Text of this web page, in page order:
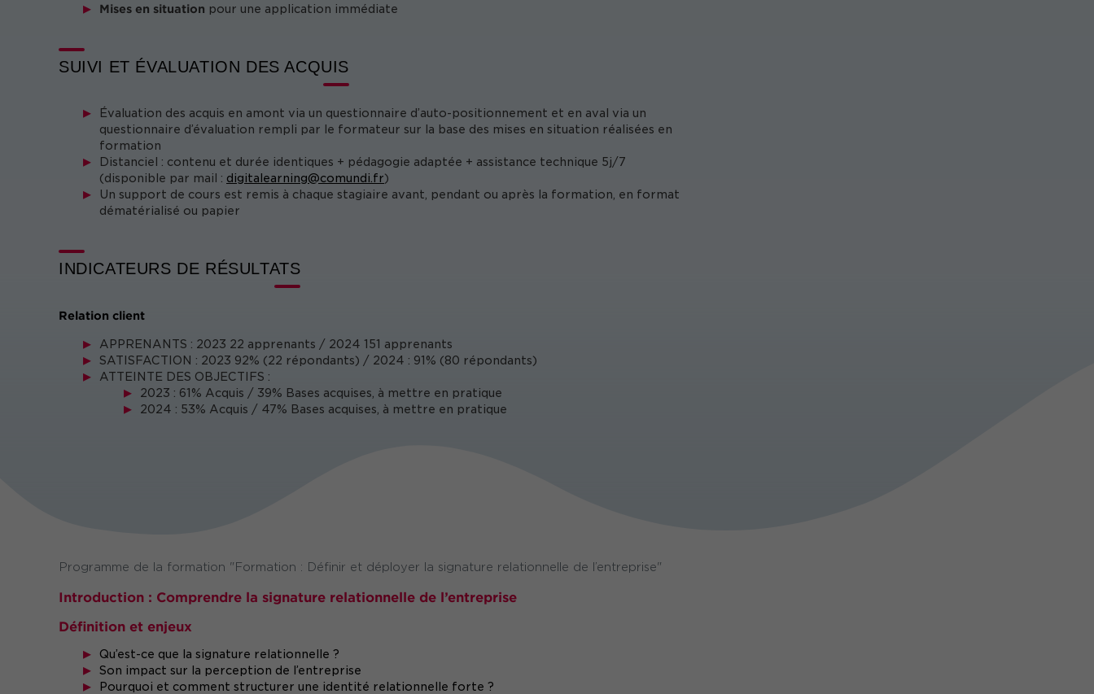
Mises en situation pour une application immédiate
SUIVI ET ÉVALUATION DES ACQUIS
Évaluation des acquis en amont via un questionnaire d’auto-positionnement et en aval via un
questionnaire d’évaluation rempli par le formateur sur la base des mises en situation réalisées en
formation
Distanciel : contenu et durée identiques + pédagogie adaptée + assistance technique 5j/7
(disponible par mail : digitalearning@comundi.fr)
Un support de cours est remis à chaque stagiaire avant, pendant ou après la formation, en format
dématérialisé ou papier
INDICATEURS DE RÉSULTATS
Relation client
APPRENANTS : 2023 22 apprenants / 2024 151 apprenants
SATISFACTION : 2023 92% (22 répondants) / 2024 : 91% (80 répondants)
ATTEINTE DES OBJECTIFS :
2023 : 61% Acquis / 39% Bases acquises, à mettre en pratique
2024 : 53% Acquis / 47% Bases acquises, à mettre en pratique
Programme de la formation "Formation : Définir et déployer la signature relationnelle de l’entreprise"
Introduction : Comprendre la signature relationnelle de l’entreprise
Définition et enjeux
Qu’est-ce que la signature relationnelle ?
Son impact sur la perception de l’entreprise
Pourquoi et comment structurer une identité relationnelle forte ?